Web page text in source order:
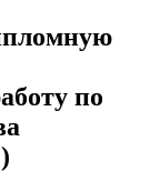
по